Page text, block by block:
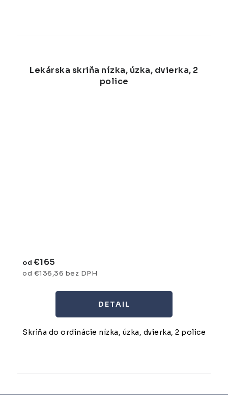
Lekárska skriňa nízka, úzka, dvierka, 2
police
od €136,36 bez DPH
od €165
DETAIL
Skriňa do ordinácie nízka, úzka, dvierka, 2 police